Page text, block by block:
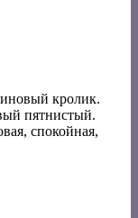
кролик.
пятнистый.
спокойная,